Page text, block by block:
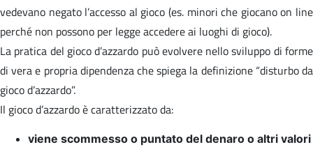
vedevano negato l’accesso al gioco (es. minori che giocano on line
perché non possono per legge accedere ai luoghi di gioco).
La pratica del gioco d’azzardo può evolvere nello sviluppo di forme
di vera e propria dipendenza che spiega la definizione “disturbo da
gioco d’azzardo”.
Il gioco d’azzardo è caratterizzato da:
viene scommesso o puntato del denaro o altri valori